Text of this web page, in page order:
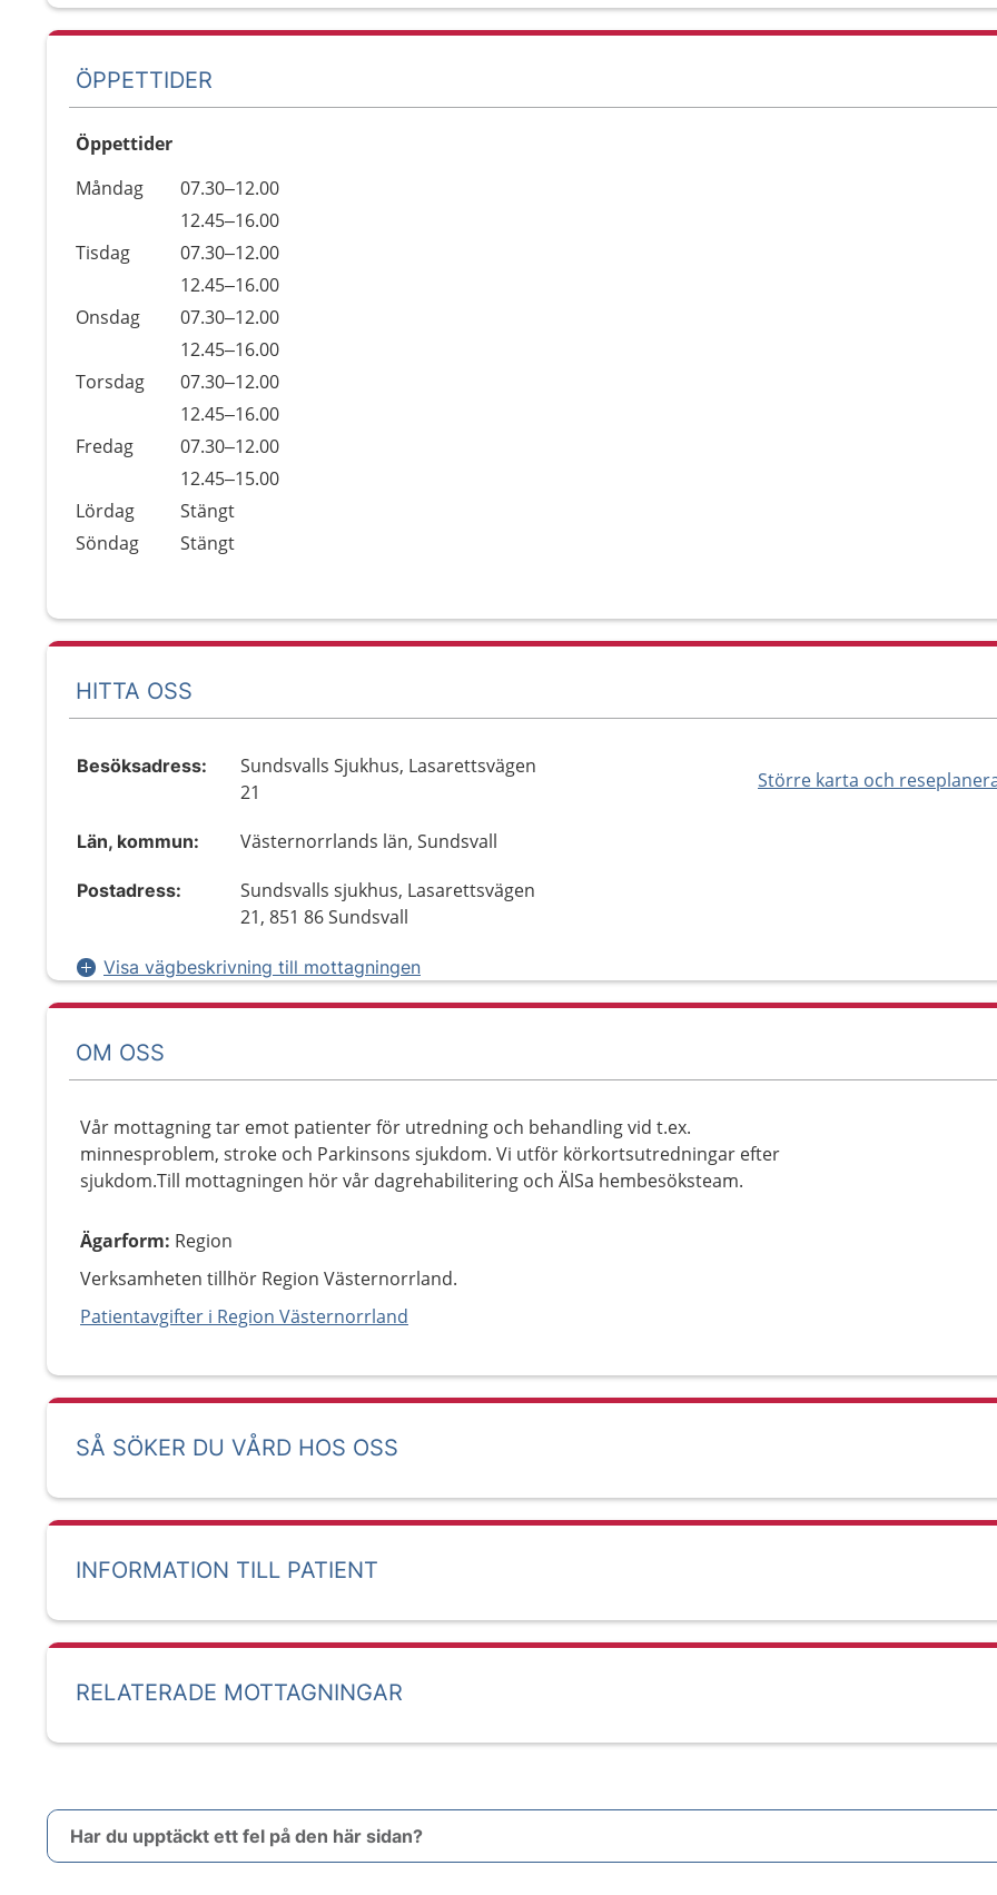
ÖPPETTIDER
Öppettider
Dag
Öppettider
Kommentarer
Måndag
07.30–12.00
12.45–16.00
Tisdag
07.30–12.00
12.45–16.00
Onsdag
07.30–12.00
12.45–16.00
Torsdag
07.30–12.00
12.45–16.00
Fredag
07.30–12.00
12.45–15.00
Lördag
Stängt
Söndag
Stängt
HITTA OSS
Större karta och
Besöksadress:
Sundsvalls Sjukhus, Lasarettsvägen
21
Län, kommun: Västernorrlands län, Sundsvall
Postadress:
Sundsvalls sjukhus, Lasarettsvägen
21, 851 86 Sundsvall
Visa vägbeskrivning till mottagningen
OM OSS
Vår mottagning tar emot patienter för utredning och behandling vid t.ex.
minnesproblem, stroke och Parkinsons sjukdom. Vi utför körkortsutredningar efter
sjukdom.Till mottagningen hör vår dagrehabilitering och ÄlSa hembesöksteam.
Ägarform: Region
Verksamheten tillhör Region Västernorrland.
Patientavgifter i Region Västernorrland
SÅ SÖKER DU VÅRD HOS OSS
INFORMATION TILL PATIENT
RELATERADE MOTTAGNINGAR
Har du upptäckt ett fel på den här sidan?